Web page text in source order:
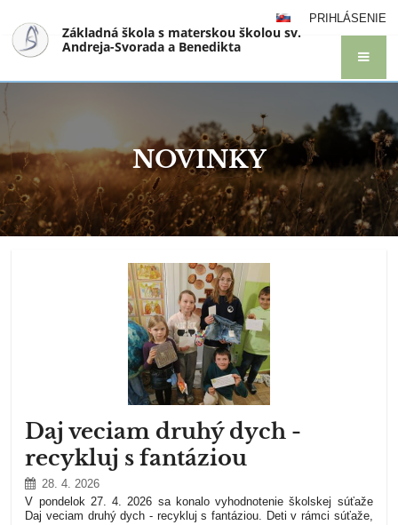
PRIHLÁSENIE
Základná škola s materskou školou sv.
Andreja-Svorada a Benedikta
NOVINKY
Daj veciam druhý dych -
recykluj s fantáziou
28. 4. 2026
V pondelok 27. 4. 2026 sa konalo vyhodnotenie školskej súťaže
Daj veciam druhý dych - recykluj s fantáziou. Deti v rámci súťaže,